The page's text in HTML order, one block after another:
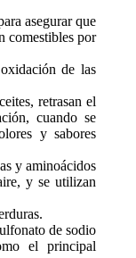
asegurar que
comestibles por
de las
retrasan el
cuando se
y sabores
y aminoácidos
y se utilizan
de sodio
el principal